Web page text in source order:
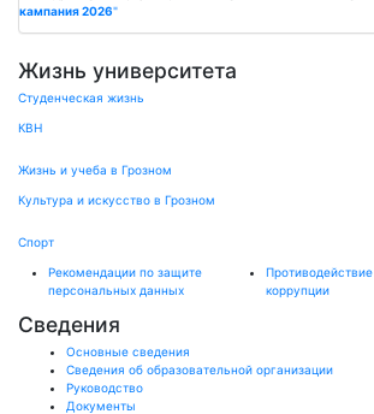
кампания 2026"
Жизнь университета
Студенческая жизнь
КВН
Жизнь и учеба в Грозном
Культура и искусство в Грозном
Спорт
Рекомендации по защите
персональных данных
Противодействие
коррупции
Сведения
Основные сведения
Сведения об образовательной организации
Руководство
Документы